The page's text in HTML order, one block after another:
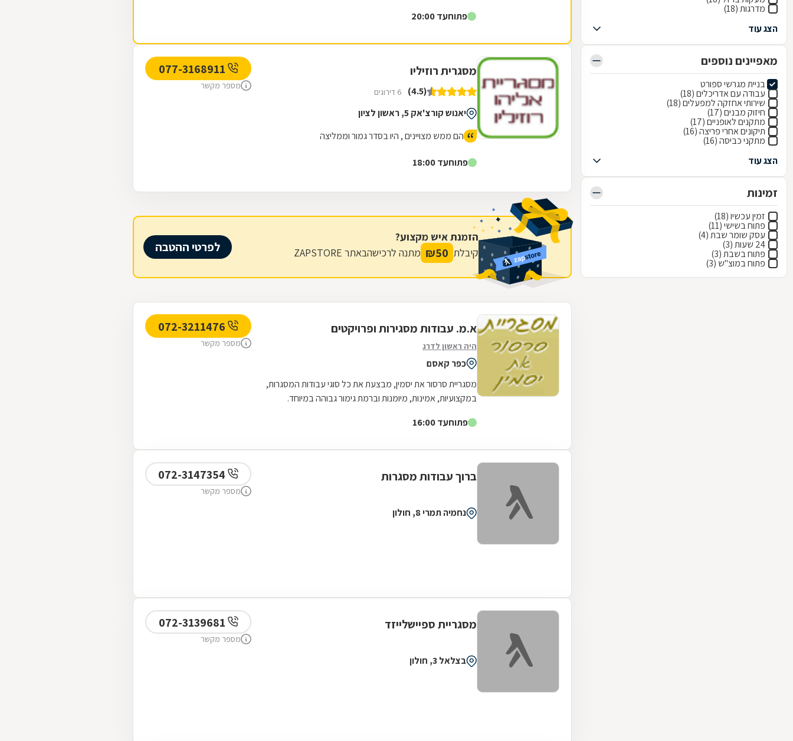
מדרגות (18)
הצג עוד
מאפיינים נוספים
בניית מגרשי ספורט
עבודה עם אדריכלים (18)
שירותי אחזקה למפעלים (18)
חיזוק מבנים (17)
מתקנים לאופניים (17)
תיקונים אחרי פריצה (16)
מתקני כביסה (16)
הצג עוד
זמינות
זמין עכשיו (18)
פתוח בשישי (11)
עסק שומר שבת (4)
24 שעות (3)
פתוח בשבת (3)
פתוח במוצ"ש (3)
פתוחעד 20:00
מסגרית רוזיליו
(4.5) 6 דירוגים
יאנוש קורצ'אק 5, ראשון לציון
הם ממש מצויינים , היו בסדר גמור וממליצה
פתוחעד 18:00
מספר מקשר
הזמנת איש מקצוע?
קיבלת 50
₪ מתנה לרכישהבאתר ZAPSTORE לפרטי ההטבה
א.מ. עבודות מסגירות ופרויקטים
היה ראשון לדרג
כפר קאסם
מסגריית סרסור את יסמין, מבצעת את כל סוגי עבודות המסגרות,
במקצועיות, אמינות, מיומנות וברמת גימור גבוהה במיוחד.
פתוחעד 16:00
מספר מקשר
ברוך עבודות מסגרות
נחמיה תמרי 8, חולון
מספר מקשר
מסגריית ספיישלייזד
בצלאל 3, חולון
מספר מקשר